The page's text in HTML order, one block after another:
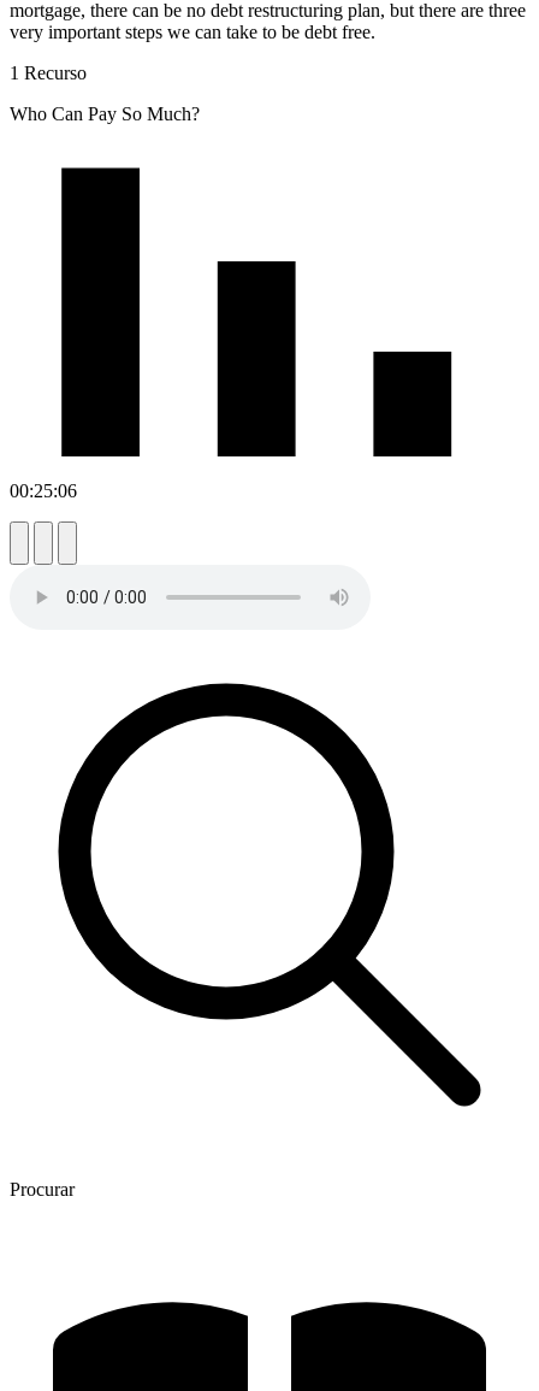
mortgage, there can be no debt restructuring plan, but there are three
very important steps we can take to be debt free.
1 Recurso
Who Can Pay So Much?
00:25:06
Procurar